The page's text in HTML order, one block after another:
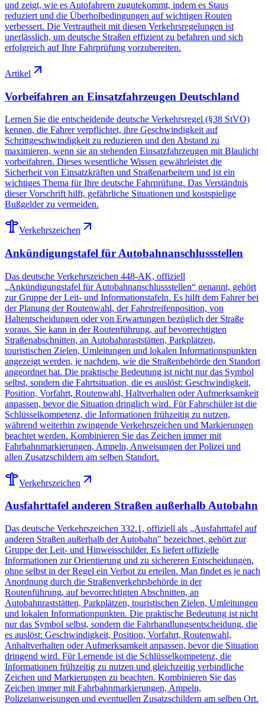
und zeigt, wie es Autofahrern zugutekommt, indem es Staus
reduziert und die Überholbedingungen auf wichtigen Routen
verbessert. Die Vertrautheit mit diesen Verkehrsregelungen ist
unerlässlich, um deutsche Straßen effizient zu befahren und sich
erfolgreich auf Ihre Fahrprüfung vorzubereiten.
Artikel
Vorbeifahren an Einsatzfahrzeugen Deutschland
Lernen Sie die entscheidende deutsche Verkehrsregel (§38 StVO)
kennen, die Fahrer verpflichtet, ihre Geschwindigkeit auf
Schrittgeschwindigkeit zu reduzieren und den Abstand zu
maximieren, wenn sie an stehenden Einsatzfahrzeugen mit Blaulicht
vorbeifahren. Dieses wesentliche Wissen gewährleistet die
Sicherheit von Einsatzkräften und Straßenarbeitern und ist ein
wichtiges Thema für Ihre deutsche Fahrprüfung. Das Verständnis
dieser Vorschrift hilft, gefährliche Situationen und kostspielige
Bußgelder zu vermeiden.
Verkehrszeichen
Ankündigungstafel für Autobahnanschlussstellen
Das deutsche Verkehrszeichen 448-AK, offiziell
„Ankündigungstafel für Autobahnanschlussstellen“ genannt, gehört
zur Gruppe der Leit- und Informationstafeln. Es hilft dem Fahrer bei
der Planung der Routenwahl, der Fahrstreifenposition, von
Haltentscheidungen oder von Erwartungen bezüglich der Straße
voraus. Sie kann in der Routenführung, auf bevorrechtigten
Straßenabschnitten, an Autobahnraststätten, Parkplätzen,
touristischen Zielen, Umleitungen und lokalen Informationspunkten
angezeigt werden, je nachdem, wie die Straßenbehörde den Standort
angeordnet hat. Die praktische Bedeutung ist nicht nur das Symbol
selbst, sondern die Fahrtsituation, die es auslöst: Geschwindigkeit,
Position, Vorfahrt, Routenwahl, Haltverhalten oder Aufmerksamkeit
anpassen, bevor die Situation dringlich wird. Für Fahrschüler ist die
Schlüsselkompetenz, die Informationen frühzeitig zu nutzen,
während weiterhin zwingende Verkehrszeichen und Markierungen
beachtet werden. Kombinieren Sie das Zeichen immer mit
Fahrbahnmarkierungen, Ampeln, Anweisungen der Polizei und
allen Zusatzschildern am selben Standort.
Verkehrszeichen
Ausfahrttafel anderen Straßen außerhalb Autobahn
Das deutsche Verkehrszeichen 332.1, offiziell als „Ausfahrttafel auf
anderen Straßen außerhalb der Autobahn" bezeichnet, gehört zur
Gruppe der Leit- und Hinweisschilder. Es liefert offizielle
Informationen zur Orientierung und zu sichereren Entscheidungen,
ohne selbst in der Regel ein Verbot zu erteilen. Man findet es je nach
Anordnung durch die Straßenverkehrsbehörde in der
Routenführung, auf bevorrechtigten Abschnitten, an
Autobahnraststätten, Parkplätzen, touristischen Zielen, Umleitungen
und lokalen Informationpunkten. Die praktische Bedeutung ist nicht
nur das Symbol selbst, sondern die Fahrhandlungsentscheidung, die
es auslöst: Geschwindigkeit, Position, Vorfahrt, Routenwahl,
Anhaltverhalten oder Aufmerksamkeit anpassen, bevor die Situation
dringend wird. Für Lernende ist die Schlüsselkompetenz, die
Informationen frühzeitig zu nutzen und gleichzeitig verbindliche
Zeichen und Markierungen zu beachten. Kombinieren Sie das
Zeichen immer mit Fahrbahnmarkierungen, Ampeln,
Polizeianweisungen und eventuellen Zusatzschildern am selben Ort.